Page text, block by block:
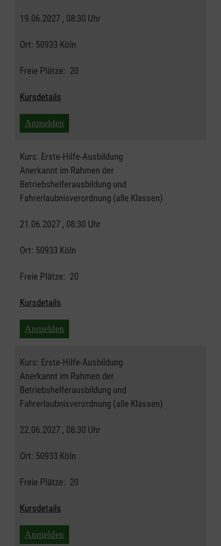
19.06.2027 , 08:30 Uhr
Ort: 50933 Köln
Freie Plätze: 20
Kursdetails
Anmelden
Kurs: Erste-Hilfe-Ausbildung
Anerkannt im Rahmen der
Betriebshelferausbildung und
Fahrerlaubnisverordnung (alle Klassen)
21.06.2027 , 08:30 Uhr
Ort: 50933 Köln
Freie Plätze: 20
Kursdetails
Anmelden
Kurs: Erste-Hilfe-Ausbildung
Anerkannt im Rahmen der
Betriebshelferausbildung und
Fahrerlaubnisverordnung (alle Klassen)
22.06.2027 , 08:30 Uhr
Ort: 50933 Köln
Freie Plätze: 20
Kursdetails
Anmelden